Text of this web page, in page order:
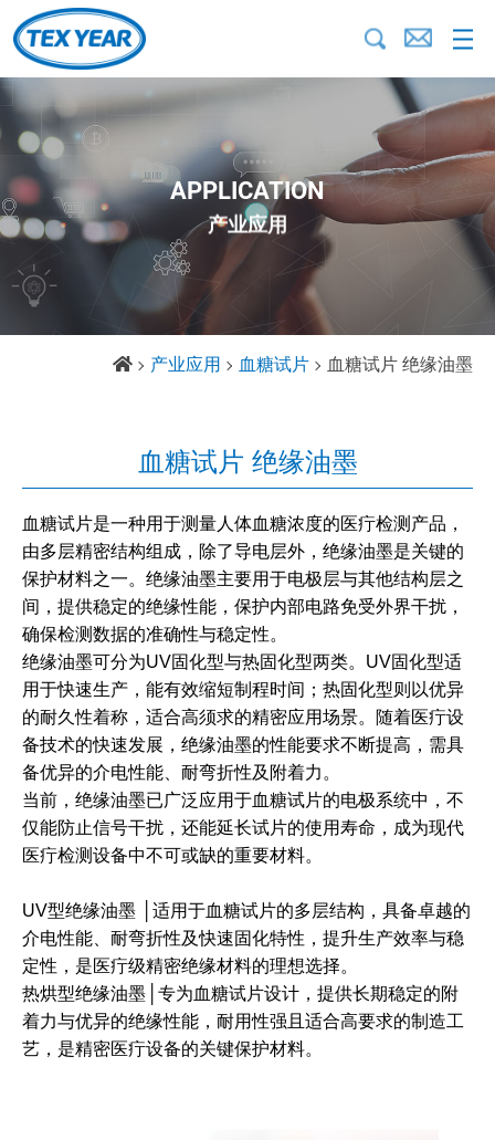
APPLICATION
产业应用
产业应用 血糖试片 血糖试片 绝缘油墨
血糖试片 绝缘油墨
血糖试片是一种用于测量人体血糖浓度的医疔检测产品，
由多层精密结构组成，除了导电层外，绝缘油墨是关键的
保护材料之一。绝缘油墨主要用于电极层与其他结构层之
间，提供稳定的绝缘性能，保护内部电路免受外界干扰，
确保检测数据的准确性与稳定性。
绝缘油墨可分为UV固化型与热固化型两类。UV固化型适
用于快速生产，能有效缩短制程时间；热固化型则以优异
的耐久性着称，适合高须求的精密应用场景。随着医疔设
备技术的快速发展，绝缘油墨的性能要求不断提高，需具
备优异的介电性能、耐弯折性及附着力。
当前，绝缘油墨已广泛应用于血糖试片的电极系统中，不
仅能防止信号干扰，还能延长试片的使用寿命，成为现代
医疔检测设备中不可或缺的重要材料。
UV型绝缘油墨
适用于血糖试片的多层结构，具备卓越的
介电性能、耐弯折性及快速固化特性，提升生产效率与稳
定性，是医疔级精密绝缘材料的理想选择。
热烘型绝缘油墨
专为血糖试片设计，提供长期稳定的附
着力与优异的绝缘性能，耐用性强且适合高要求的制造工
艺，是精密医疔设备的关键保护材料。